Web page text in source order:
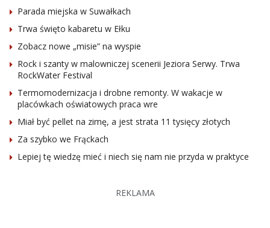
Parada miejska w Suwałkach
Trwa święto kabaretu w Ełku
Zobacz nowe „misie” na wyspie
Rock i szanty w malowniczej scenerii Jeziora Serwy. Trwa
RockWater Festival
Termomodernizacja i drobne remonty. W wakacje w
placówkach oświatowych praca wre
Miał być pellet na zimę, a jest strata 11 tysięcy złotych
Za szybko we Frąckach
Lepiej tę wiedzę mieć i niech się nam nie przyda w praktyce
REKLAMA